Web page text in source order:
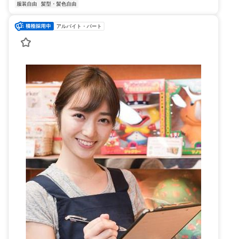
服装自由
髪型・髪色自由
アルバイト・パート